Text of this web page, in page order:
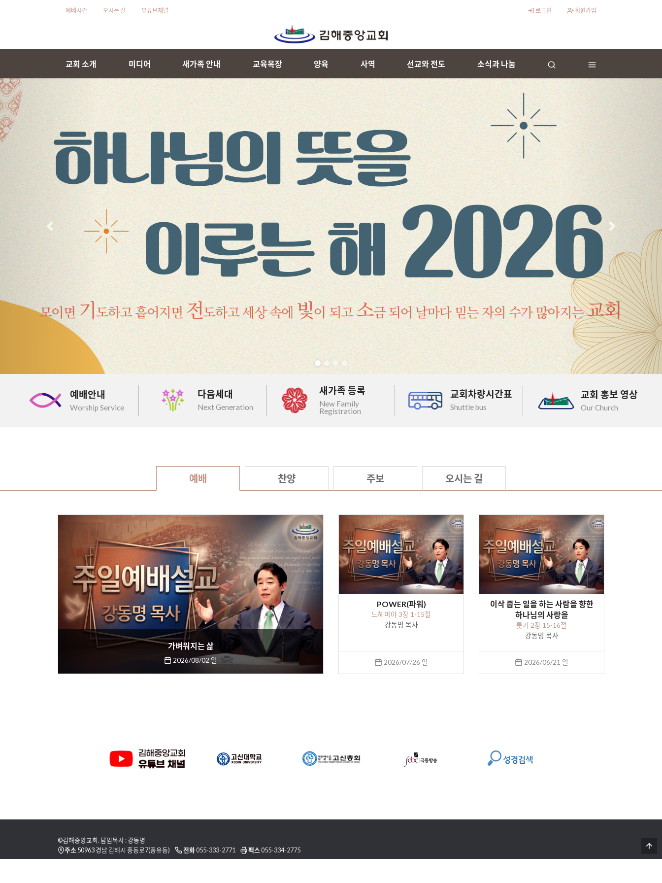
예배시간 오시는 길 유튜브채널 로그인 회원가입
교회 소개 미디어 새가족 안내 교육목장 양육 사역 선교와 전도 소식과 나눔
이전 다음
예배안내
Worship Service
다음세대
Next Generation
새가족 등록
New Family
Registration
교회차량시간표
Shuttle bus
교회 홍보 영상
Our Church
예배 찬양 주보 오시는 길
가벼워지는 삶
2026/08/02 일
POWER(파워)
느헤미야 3장 1-15절
강동명 목사
2026/07/26 일
이삭 줍는 일을 하는 사람을 향한
하나님의 사랑을
룻기 2장 15-16절
강동명 목사
2026/06/21 일
©김해중앙교회. 담임목사 : 강동명
주소50963 경남 김해시 흥동로7(풍유동) 전화055-333-2771 팩스055-334-2775